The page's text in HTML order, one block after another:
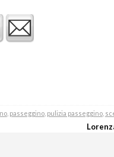
, passeggino, pulizia passeggino,